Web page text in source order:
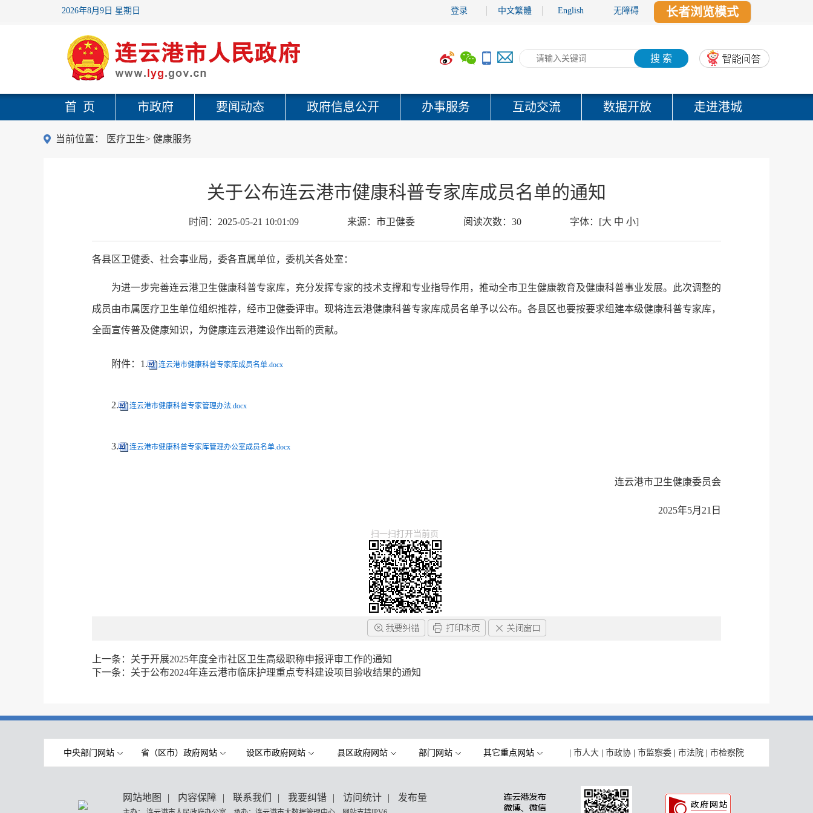
2026年8月9日 星期日 登录 中文繁體 English 无障碍 长者浏览模式
搜 索
首 页 市政府 要闻动态 政府信息公开 办事服务 互动交流 数据开放 走进港城
当前位置： 医疗卫生> 健康服务
关于公布连云港市健康科普专家库成员名单的通知
时间： 2025-05-21 10:01:09 来源： 市卫健委 阅读次数： 30 字体： [大 中 小]
各县区卫健委、社会事业局，委各直属单位，委机关各处室：
为进一步完善连云港卫生健康科普专家库，充分发挥专家的技术支撑和专业指导作用，推动全市卫生健康教育及健康科普事业发展。此次调整的
成员由市属医疗卫生单位组织推荐，经市卫健委评审。现将连云港健康科普专家库成员名单予以公布。各县区也要按要求组建本级健康科普专家库，
全面宣传普及健康知识，为健康连云港建设作出新的贡献。
附件：1. 连云港市健康科普专家库成员名单.docx
2. 连云港市健康科普专家管理办法.docx
3. 连云港市健康科普专家库管理办公室成员名单.docx
连云港市卫生健康委员会
2025年5月21日
扫一扫打开当前页
上一条： 关于开展2025年度全市社区卫生高级职称申报评审工作的通知
下一条： 关于公布2024年连云港市临床护理重点专科建设项目验收结果的通知
中央部门网站 省（区市）政府网站 设区市政府网站 县区政府网站 部门网站 其它重点网站 市人大 市政协 市监察委 市法院 市检察院
网站地图 | 内容保障 | 联系我们 | 我要纠错 | 访问统计 | 发布量